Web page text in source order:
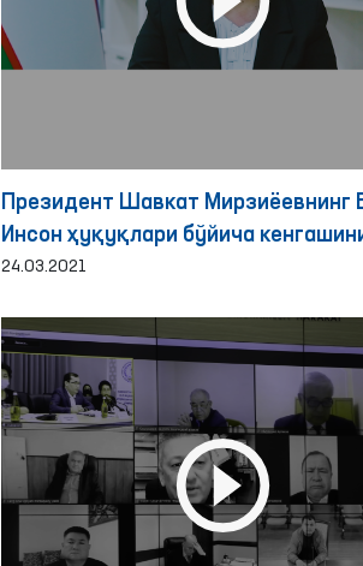
Президент Шавкат Мирзиёевнинг
Инсон ҳуқуқлари бўйича
сессиясидаги нутқига Олий
(омбудсман) Феруза Эшматованинг
муносабати
24.03.2021